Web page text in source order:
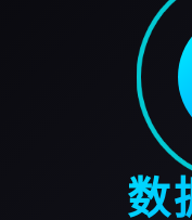
数